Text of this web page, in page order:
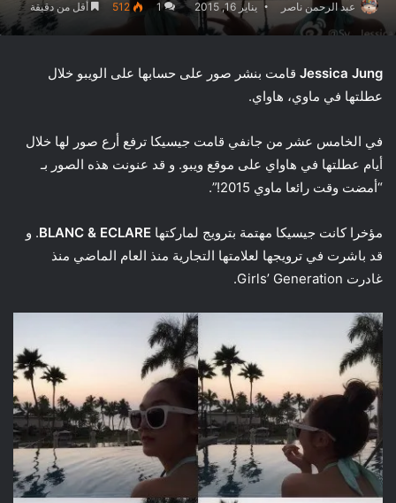
عبد الرحمن ناصر يناير 16, 2015 1
512 أقل من دقيقة
Jessica Jung قامت بنشر صور على حسابها على الويبو خلال
عطلتها في ماوي، هاواي.
في الخامس عشر من جانفي قامت جيسيكا ترفع أرع صور لها خلال
أيام عطلتها في هاواي على موقع ويبو. و قد عنونت هذه الصور بـ
“أمضت وقت رائعا ماوي 2015!”.
مؤخرا كانت جيسيكا مهتمة بترويج لماركتها BLANC & ECLARE. و
قد باشرت في ترويجها لعلامتها التجارية منذ العام الماضي منذ
غادرت Girls’ Generation.